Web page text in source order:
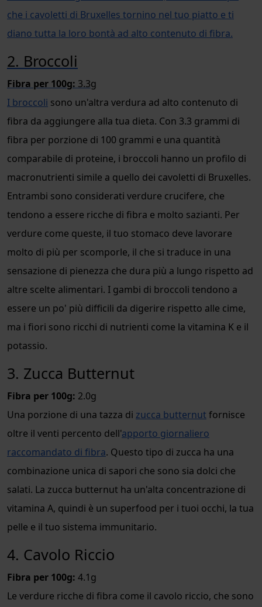
che i cavoletti di Bruxelles tornino nel tuo piatto e ti
diano tutta la loro bontà ad alto contenuto di fibra.
2. Broccoli
Fibra per 100g: 3.3g
I broccoli sono un'altra verdura ad alto contenuto di
fibra da aggiungere alla tua dieta. Con 3.3 grammi di
fibra per porzione di 100 grammi e una quantità
comparabile di proteine, i broccoli hanno un profilo di
macronutrienti simile a quello dei cavoletti di Bruxelles.
Entrambi sono considerati verdure crucifere, che
tendono a essere ricche di fibra e molto sazianti. Per
verdure come queste, il tuo stomaco deve lavorare
molto di più per scomporle, il che si traduce in una
sensazione di pienezza che dura più a lungo rispetto ad
altre scelte alimentari. I gambi di broccoli tendono a
essere un po' più difficili da digerire rispetto alle cime,
ma i fiori sono ricchi di nutrienti come la vitamina K e il
potassio.
3. Zucca Butternut
Fibra per 100g: 2.0g
Una porzione di una tazza di zucca butternut fornisce
oltre il venti percento dell'apporto giornaliero
raccomandato di fibra. Questo tipo di zucca ha una
combinazione unica di sapori che sono sia dolci che
salati. La zucca butternut ha un'alta concentrazione di
vitamina A, quindi è un superfood per i tuoi occhi, la tua
pelle e il tuo sistema immunitario.
4. Cavolo Riccio
Fibra per 100g: 4.1g
Le verdure ricche di fibra come il cavolo riccio, che sono